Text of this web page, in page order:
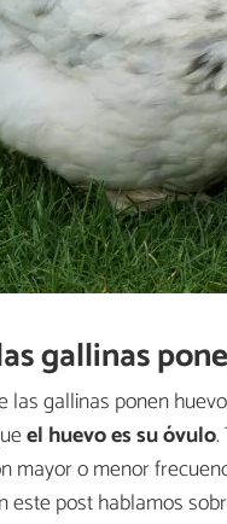
gallinas
las gallinas ponen
el huevo es su óvulo.
mayor o menor
este post hablamos